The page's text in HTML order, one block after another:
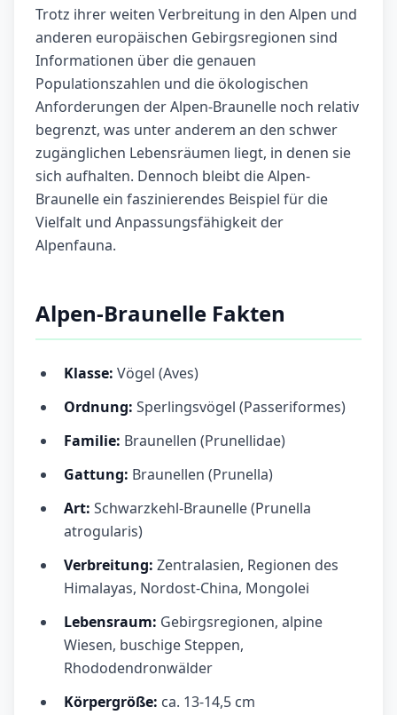
Trotz ihrer weiten Verbreitung in den Alpen und
anderen europäischen Gebirgsregionen sind
Informationen über die genauen
Populationszahlen und die ökologischen
Anforderungen der Alpen-Braunelle noch relativ
begrenzt, was unter anderem an den schwer
zugänglichen Lebensräumen liegt, in denen sie
sich aufhalten. Dennoch bleibt die Alpen-
Braunelle ein faszinierendes Beispiel für die
Vielfalt und Anpassungsfähigkeit der
Alpenfauna.
Alpen-Braunelle Fakten
Klasse: Vögel (Aves)
Ordnung: Sperlingsvögel (Passeriformes)
Familie: Braunellen (Prunellidae)
Gattung: Braunellen (Prunella)
Art: Schwarzkehl-Braunelle (Prunella
atrogularis)
Verbreitung: Zentralasien, Regionen des
Himalayas, Nordost-China, Mongolei
Lebensraum: Gebirgsregionen, alpine
Wiesen, buschige Steppen,
Rhododendronwälder
Körpergröße: ca. 13-14,5 cm